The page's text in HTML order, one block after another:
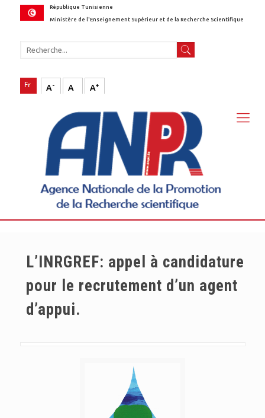
République Tunisienne
Ministère de l'Enseignement Supérieur et de la Recherche Scientifique
A- A A+
L’INRGREF: appel à candidature
pour le recrutement d’un agent
d’appui.